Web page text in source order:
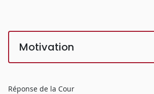
Motivation
Réponse de la Cour